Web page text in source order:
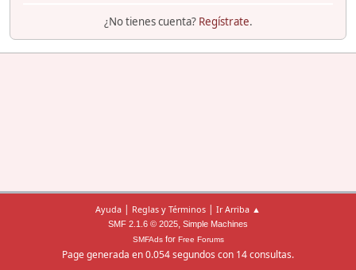
¿No tienes cuenta? Regístrate.
Ayuda | Reglas y Términos | Ir Arriba ▲
SMF 2.1.6 © 2025, Simple Machines
SMFAdsfor Free Forums
Page generada en 0.054 segundos con 14 consultas.